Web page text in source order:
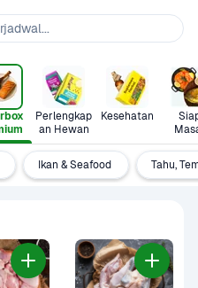
Perlengkap
an Hewan
Kesehatan
Ikan & Seafood Tahu,